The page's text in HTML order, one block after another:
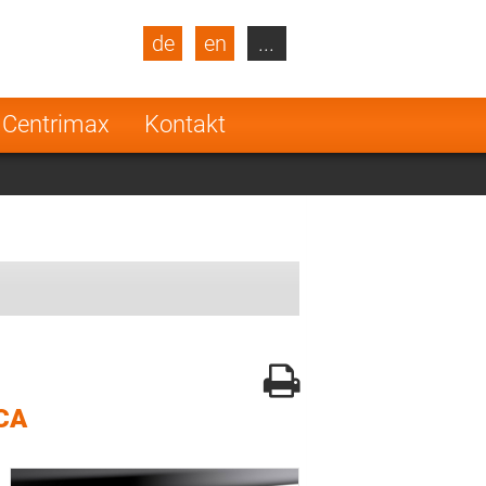
Centrimax Kontakt
de en
Turkey
Netherlands
...